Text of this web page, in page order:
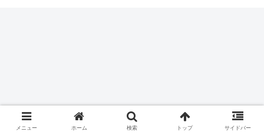
メニュー ホーム 検索 トップ サイドバー